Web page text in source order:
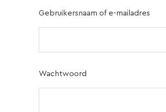
Gebruikersnaam of e-mailadres
Wachtwoord